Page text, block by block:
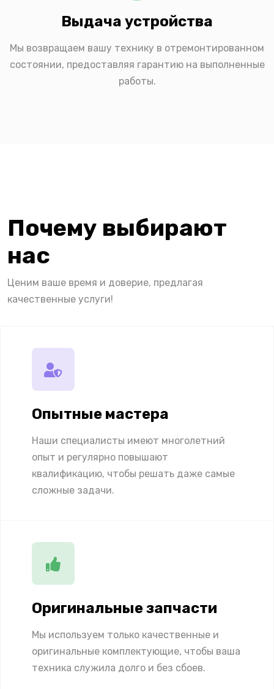
Выдача устройства
Мы возвращаем вашу технику в отремонтированном
состоянии, предоставляя гарантию на выполненные
работы.
Почему выбирают
нас
Ценим ваше время и доверие, предлагая
качественные услуги!
Опытные мастера
Наши специалисты имеют многолетний
опыт и регулярно повышают
квалификацию, чтобы решать даже самые
сложные задачи.
Оригинальные запчасти
Мы используем только качественные и
оригинальные комплектующие, чтобы ваша
техника служила долго и без сбоев.